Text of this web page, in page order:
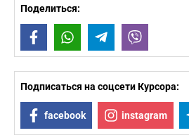
Поделиться:
FacebookWhatsAppTelegram
Подписаться на соцсети Курсора:
facebook instagram